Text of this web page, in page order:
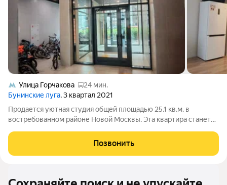
Улица Горчакова
24 мин.
Бунинские луга, 3 квартал 2021
Продается уютная студия общей площадью 25,1 кв.м. в
востребованном районе Новой Москвы. Эта квартира станет
для сдачи в аренду, благодаря продуманной планировке и
удобной транспортной
Позвонить